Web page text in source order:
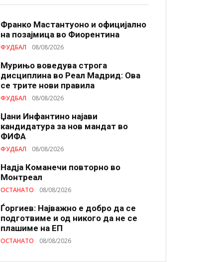
Франко Мастантуоно и официјално
на позајмица во Фиорентина
ФУДБАЛ 08/08/2026
Мурињо воведува строга
дисциплина во Реал Мадрид: Ова
се трите нови правила
ФУДБАЛ 08/08/2026
Џани Инфантино најави
кандидатура за нов мандат во
ФИФА
ФУДБАЛ 08/08/2026
Надја Команечи повторно во
Монтреал
ОСТАНАТО 08/08/2026
Ѓоргиев: Најважно е добро да се
подготвиме и од никого да не се
плашиме на ЕП
ОСТАНАТО 08/08/2026